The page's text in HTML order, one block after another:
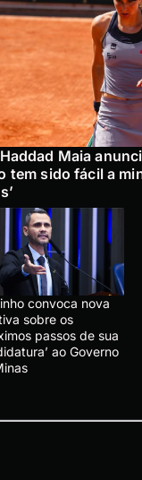
Maia
tem sido fácil a
convoca nova
sobre os
passos de sua
ao Governo